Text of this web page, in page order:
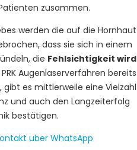
zusammen.
werden die auf die Hornhaut
dass sie sich in einem
die Fehlsichtigkeit wird
PRK Augenlaserverfahren bereits
gibt es mittlerweile eine Vielzahl
und auch den Langzeiterfolg
bestätigen.